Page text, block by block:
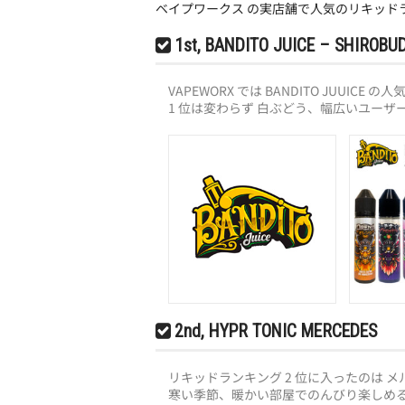
ベイプワークス の実店舗で人気のリキッド
1st, BANDITO JUICE –
VAPEWORX では BANDITO JUUICE の人
1 位は変わらず 白ぶどう、幅広いユーザ
2nd, HYPR TONIC MERCEDES
リキッドランキング 2 位に入ったのは メ
寒い季節、暖かい部屋でのんびり楽しめ